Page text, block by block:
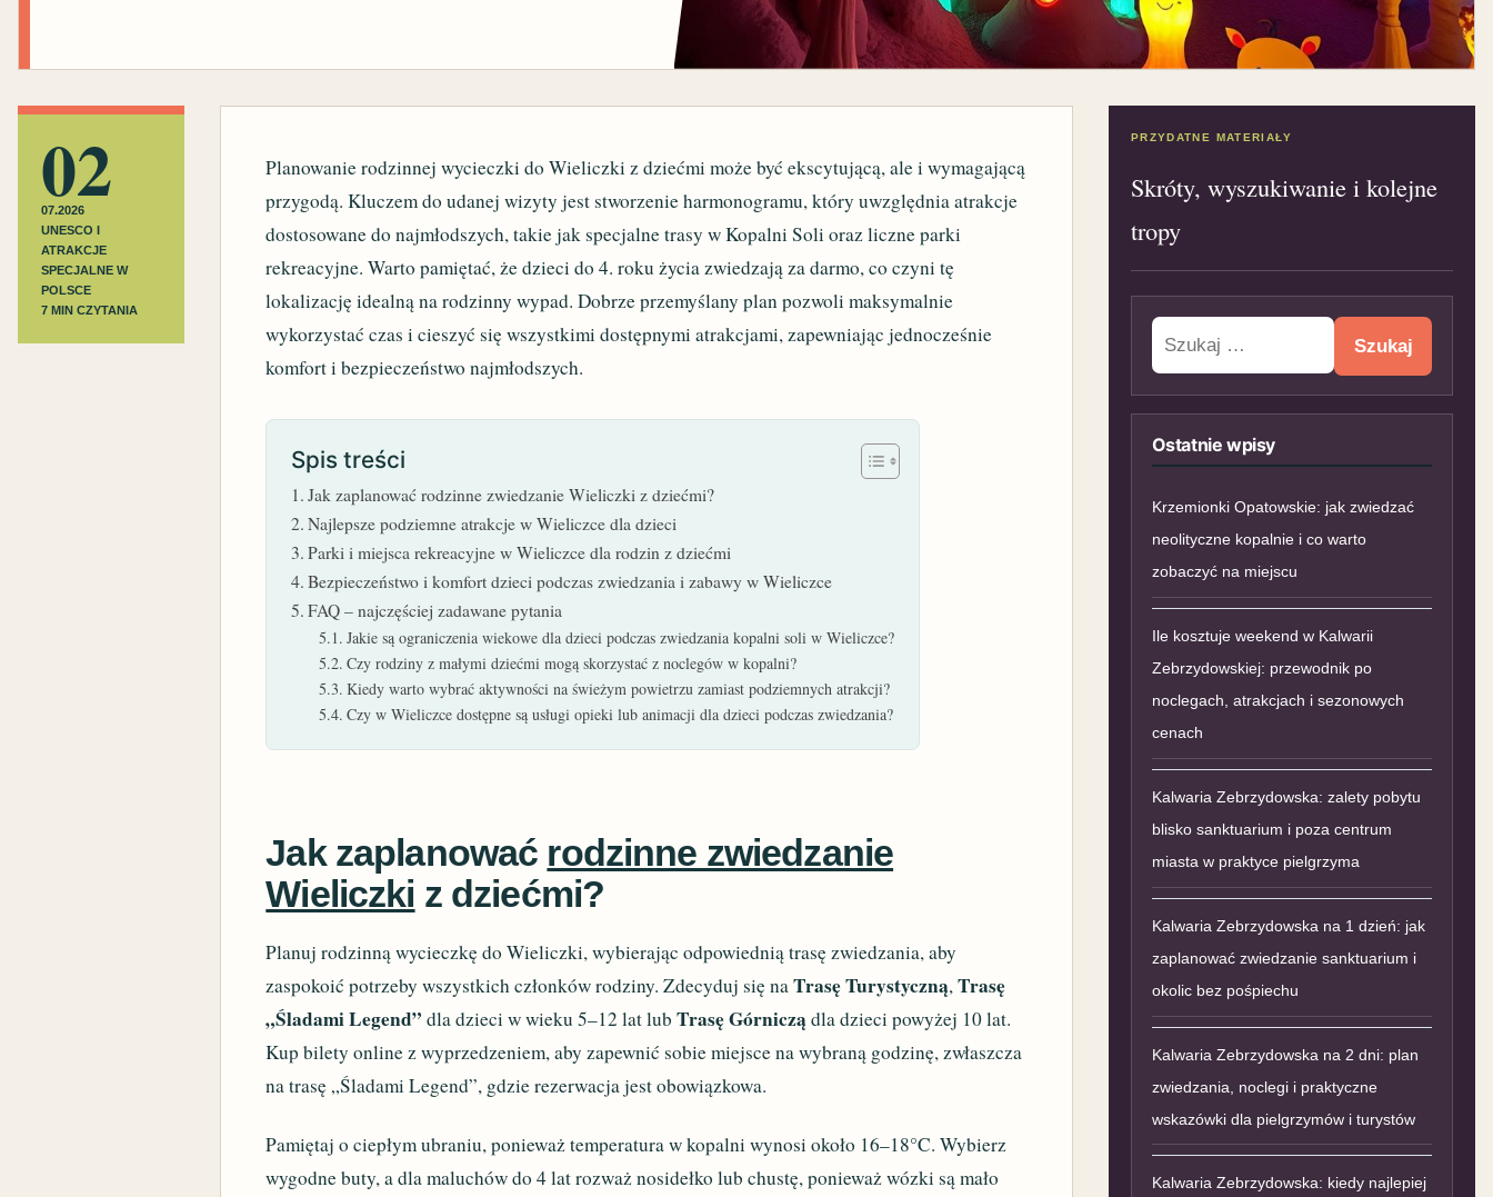
02
07.2026
UNESCO I
ATRAKCJE
SPECJALNE W
POLSCE
7 MIN CZYTANIA
Planowanie rodzinnej wycieczki do Wieliczki z dziećmi może być ekscytującą, ale i wymagającą
przygodą. Kluczem do udanej wizyty jest stworzenie harmonogramu, który uwzględnia atrakcje
dostosowane do najmłodszych, takie jak specjalne trasy w Kopalni Soli oraz liczne parki
rekreacyjne. Warto pamiętać, że dzieci do 4. roku życia zwiedzają za darmo, co czyni tę
lokalizację idealną na rodzinny wypad. Dobrze przemyślany plan pozwoli maksymalnie
wykorzystać czas i cieszyć się wszystkimi dostępnymi atrakcjami, zapewniając jednocześnie
komfort i bezpieczeństwo najmłodszych.
Spis treści
Jak zaplanować rodzinne zwiedzanie Wieliczki z dziećmi?
Najlepsze podziemne atrakcje w Wieliczce dla dzieci
Parki i miejsca rekreacyjne w Wieliczce dla rodzin z dziećmi
Bezpieczeństwo i komfort dzieci podczas zwiedzania i zabawy w Wieliczce
FAQ – najczęściej zadawane pytania
Jakie są ograniczenia wiekowe dla dzieci podczas zwiedzania kopalni soli w Wieliczce?
Czy rodziny z małymi dziećmi mogą skorzystać z noclegów w kopalni?
Kiedy warto wybrać aktywności na świeżym powietrzu zamiast podziemnych atrakcji?
Czy w Wieliczce dostępne są usługi opieki lub animacji dla dzieci podczas zwiedzania?
Jak zaplanować rodzinne zwiedzanie
Wieliczki z dziećmi?
Planuj rodzinną wycieczkę do Wieliczki, wybierając odpowiednią trasę zwiedzania, aby
zaspokoić potrzeby wszystkich członków rodziny. Zdecyduj się naTrasę Turystyczną,Trasę
„Śladami Legend” dla dzieci w wieku 5–12 lat lubTrasę Górniczą dla dzieci powyżej 10 lat.
Kup bilety online z wyprzedzeniem, aby zapewnić sobie miejsce na wybraną godzinę, zwłaszcza
na trasę „Śladami Legend”, gdzie rezerwacja jest obowiązkowa.
Pamiętaj o ciepłym ubraniu, ponieważ temperatura w kopalni wynosi około 16–18°C. Wybierz
wygodne buty, a dla maluchów do 4 lat rozważ nosidełko lub chustę, ponieważ wózki są mało
PRZYDATNE MATERIAŁY
Skróty, wyszukiwanie i kolejne
tropy
Szukaj:
Ostatnie wpisy
Krzemionki Opatowskie: jak zwiedzać
neolityczne kopalnie i co warto
zobaczyć na miejscu
Ile kosztuje weekend w Kalwarii
Zebrzydowskiej: przewodnik po
noclegach, atrakcjach i sezonowych
cenach
Kalwaria Zebrzydowska: zalety pobytu
blisko sanktuarium i poza centrum
miasta w praktyce pielgrzyma
Kalwaria Zebrzydowska na 1 dzień: jak
zaplanować zwiedzanie sanktuarium i
okolic bez pośpiechu
Kalwaria Zebrzydowska na 2 dni: plan
zwiedzania, noclegi i praktyczne
wskazówki dla pielgrzymów i turystów
Kalwaria Zebrzydowska: kiedy najlepiej